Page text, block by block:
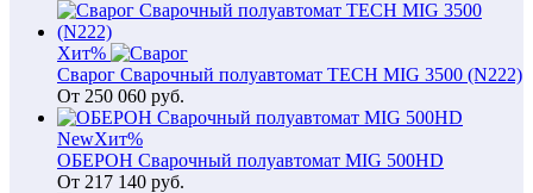
Хит%
Сварог Сварочный полуавтомат TECH MIG 3500 (N222)
От 250 060 руб.
NewХит%
ОБЕРОН Сварочный полуавтомат MIG 500HD
От 217 140 руб.